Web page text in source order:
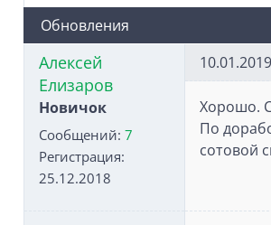
Обновления
Алексей
Елизаров
Новичок
Сообщений: 7
Регистрация:
25.12.2018
Хорошо.
По
сотовой